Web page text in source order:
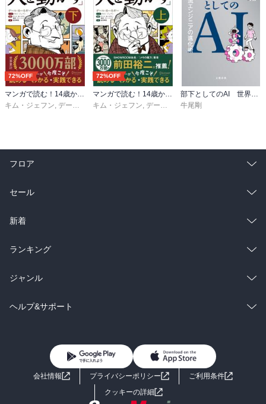
72%OFF
キム・ジェフン デール・カーネギー・東京・トレーニング ,金光英実
72%OFF
キム・ジェフン デール・カーネギー・東京・トレーニング
牛尾剛
フロア
総合
ラノベ
雑誌・グラビア
BL・TL
セール
総合
ラノベ
雑誌・グラビア
BL・TL
新着
総合
ラノベ
雑誌・グラビア
ランキング
総合
ラノベ
ジャンル
コミック
ライトノベル 男子向けラノベ
小説
ヘルプ&サポート
よくあるご質問 お問い合わせ
会社情報 プライバシーポリシー
ご利用条件
クッキーの詳細